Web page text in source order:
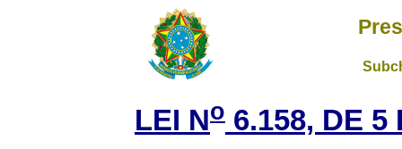
LEI No 6.158, DE 5